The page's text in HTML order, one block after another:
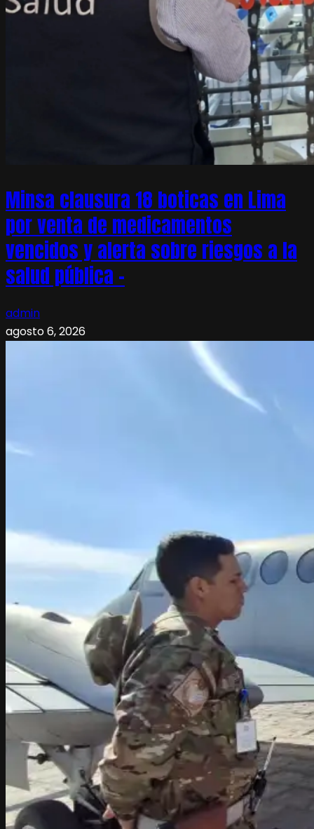
Minsa clausura 18 boticas en Lima
por venta de medicamentos
vencidos y alerta sobre riesgos a la
salud pública –
admin
agosto 6, 2026